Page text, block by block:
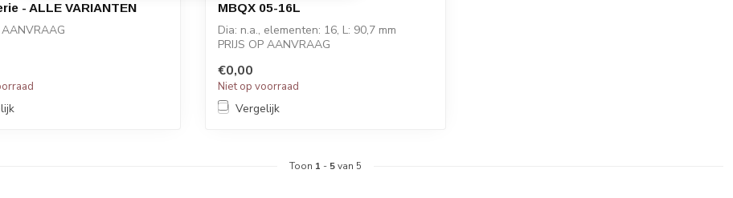
- ALLE VARIANTEN
AANVRAAG
MBQX 05-16L
Dia: n.a., elementen: 16, L: 90,7 mm
PRIJS OP AANVRAAG
€0,00
Niet op voorraad
Vergelijk
Toon 1 - 5van 5